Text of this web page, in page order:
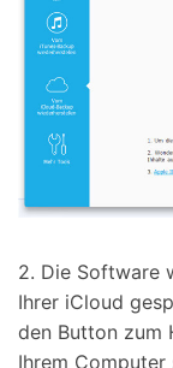
2. Die Software
Ihrer iCloud
den Button zum
Ihrem Computer